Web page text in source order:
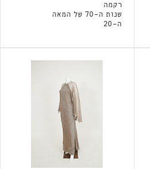
רקמה
שנות ה-70 של המאה
ה-20